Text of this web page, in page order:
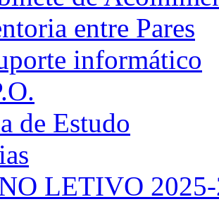
entre Pares
informático
de Estudo
LETIVO